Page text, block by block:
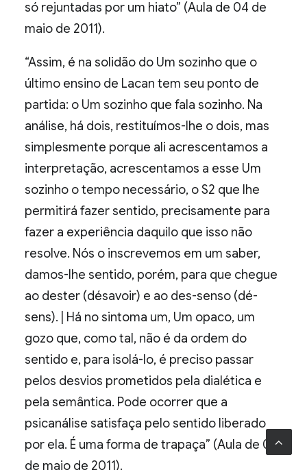
só rejuntadas por um hiato” (Aula de 04 de
maio de 2011).
“Assim, é na solidão do Um sozinho que o
último ensino de Lacan tem seu ponto de
partida: o Um sozinho que fala sozinho. Na
análise, há dois, restituímos-lhe o dois, mas
simplesmente porque ali acrescentamos a
interpretação, acrescentamos a esse Um
sozinho o tempo necessário, o S2 que lhe
permitirá fazer sentido, precisamente para
fazer a experiência daquilo que isso não
resolve. Nós o inscrevemos em um saber,
damos-lhe sentido, porém, para que chegue
ao dester (désavoir) e ao des-senso (dé-
sens). | Há no sintoma um, Um opaco, um
gozo que, como tal, não é da ordem do
sentido e, para isolá-lo, é preciso passar
pelos desvios prometidos pela dialética e
pela semântica. Pode ocorrer que a
psicanálise satisfaça pelo sentido liberado
por ela. É uma forma de trapaça” (Aula de 04
de maio de 2011).